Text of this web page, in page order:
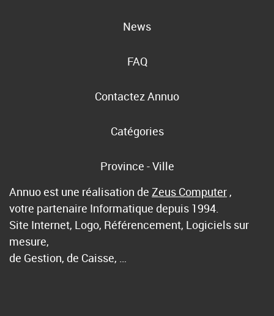
News
FAQ
Contactez Annuo
Catégories
Province - Ville
Annuo est une réalisation de Zeus Computer ,
votre partenaire Informatique depuis 1994.
Site Internet, Logo, Référencement, Logiciels sur
mesure,
de Gestion, de Caisse, …